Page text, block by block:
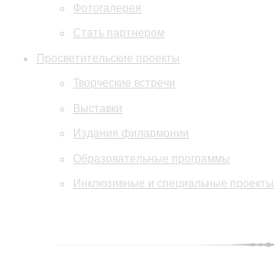
Фотогалерея
Стать партнером
Просветительские проекты
Творческие встречи
Выставки
Издания филармонии
Образовательные программы
Инклюзивные и специальные проекты